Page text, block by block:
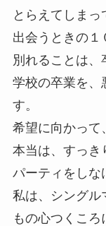
とらえてしまっ
出会うときの１
別れることは、
学校の卒業を、
す。
希望に向かって
本当は、すっき
パーティをしな
私は、シングル
もの心つくころ